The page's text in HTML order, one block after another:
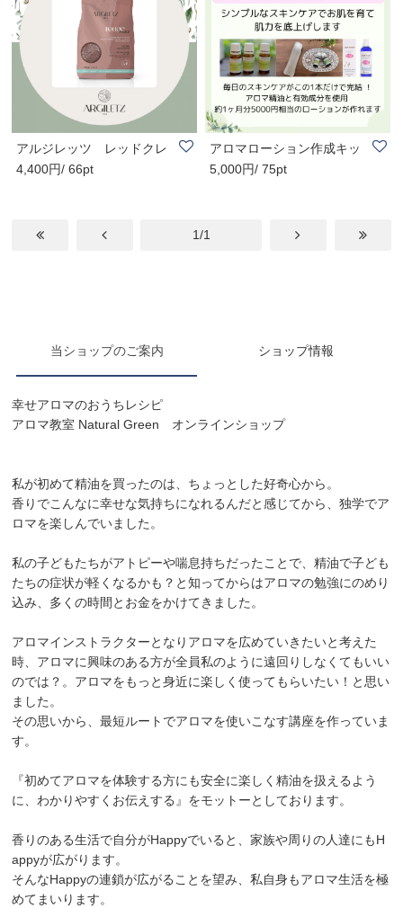
アルジレッツ レッドクレ
イ 超微粒粉
4,400円/ 66pt
アロマローション作成キッ
ト
5,000円/ 75pt
1/1
当ショップのご案内 ショップ情報
幸せアロマのおうちレシピ
アロマ教室 Natural Green オンラインショップ
私が初めて精油を買ったのは、ちょっとした好奇心から。
香りでこんなに幸せな気持ちになれるんだと感じてから、独学でア
ロマを楽しんでいました。
私の子どもたちがアトピーや喘息持ちだったことで、精油で子ども
たちの症状が軽くなるかも？と知ってからはアロマの勉強にのめり
込み、多くの時間とお金をかけてきました。
アロマインストラクターとなりアロマを広めていきたいと考えた
時、アロマに興味のある方が全員私のように遠回りしなくてもいい
のでは？。アロマをもっと身近に楽しく使ってもらいたい！と思い
ました。
その思いから、最短ルートでアロマを使いこなす講座を作っていま
す。
『初めてアロマを体験する方にも安全に楽しく精油を扱えるよう
に、わかりやすくお伝えする』をモットーとしております。
香りのある生活で自分がHappyでいると、家族や周りの人達にもH
appyが広がります。
そんなHappyの連鎖が広がることを望み、私自身もアロマ生活を極
めてまいります。